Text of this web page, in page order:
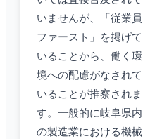
いませんが、「従業員
ファースト」を掲げて
いることから、働く環
境への配慮がなされて
いることが推察されま
す。一般的に岐阜県内
の製造業における機械